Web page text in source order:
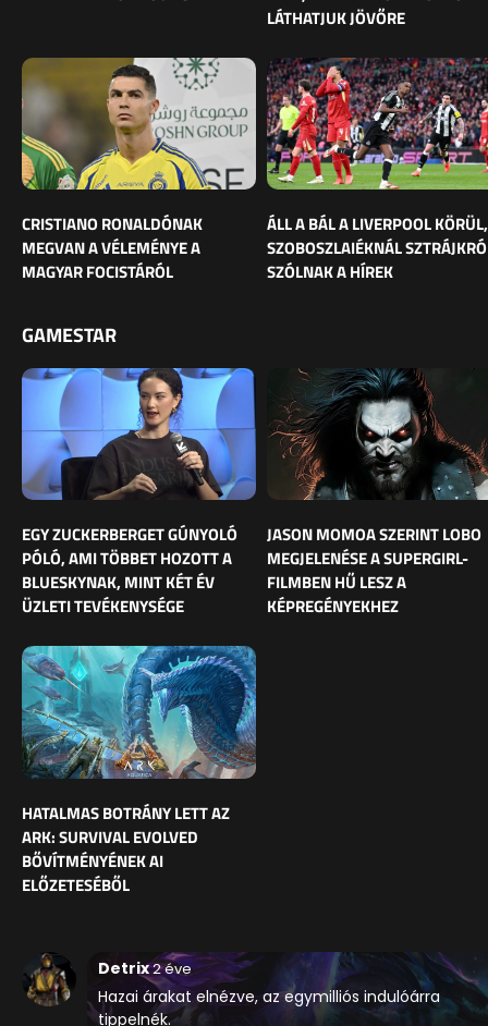
LÁTHATJUK JÖVŐRE
CRISTIANO RONALDÓNAK
MEGVAN A VÉLEMÉNYE A
MAGYAR FOCISTÁRÓL
ÁLL A BÁL A LIVERPOOL KÖRÜL,
SZOBOSZLAIÉKNÁL
SZÓLNAK A HÍREK
GAMESTAR
EGY ZUCKERBERGET GÚNYOLÓ
PÓLÓ, AMI TÖBBET HOZOTT A
BLUESKYNAK, MINT KÉT ÉV
ÜZLETI TEVÉKENYSÉGE
JASON MOMOA SZERINT LOBO
MEGJELENÉSE A SUPERGIRL-
FILMBEN HŰ LESZ A
KÉPREGÉNYEKHEZ
HATALMAS BOTRÁNY LETT AZ
ARK: SURVIVAL EVOLVED
BŐVÍTMÉNYÉNEK AI
ELŐZETESÉBŐL
Detrix2 éve
Hazai árakat elnézve, az egymilliós indulóárra
tippelnék.